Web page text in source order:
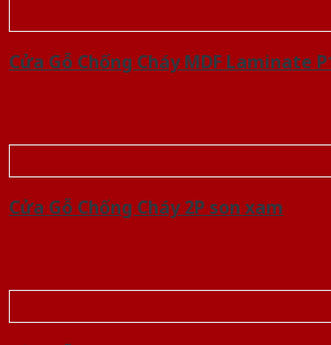
Cửa Gỗ Chống Cháy MDF Laminate
Cửa Gỗ Chống Cháy 2P son xam